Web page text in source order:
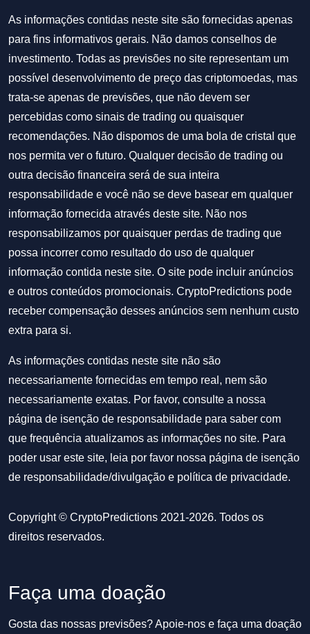
As informações contidas neste site são fornecidas apenas
para fins informativos gerais. Não damos conselhos de
investimento. Todas as previsões no site representam um
possível desenvolvimento de preço das criptomoedas, mas
trata-se apenas de previsões, que não devem ser
percebidas como sinais de trading ou quaisquer
recomendações. Não dispomos de uma bola de cristal que
nos permita ver o futuro. Qualquer decisão de trading ou
outra decisão financeira será de sua inteira
responsabilidade e você não se deve basear em qualquer
informação fornecida através deste site. Não nos
responsabilizamos por quaisquer perdas de trading que
possa incorrer como resultado do uso de qualquer
informação contida neste site. O site pode incluir anúncios
e outros conteúdos promocionais. CryptoPredictions pode
receber compensação desses anúncios sem nenhum custo
extra para si.
As informações contidas neste site não são
necessariamente fornecidas em tempo real, nem são
necessariamente exatas. Por favor, consulte a nossa
página de isenção de responsabilidade para saber com
que frequência atualizamos as informações no site. Para
poder usar este site, leia por favor nossa página de isenção
de responsabilidade/divulgação e política de privacidade.
Copyright © CryptoPredictions 2021-2026. Todos os
direitos reservados.
Faça uma doação
Gosta das nossas previsões? Apoie-nos e faça uma doação